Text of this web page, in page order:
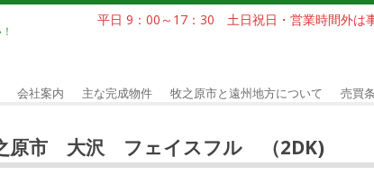
平日 9：00～17：30 土日祝日・営業時間外は
会社案内 主な完成物件 牧之原市と遠州地方について 売買
原市 大沢 フェイスフル （2DK)